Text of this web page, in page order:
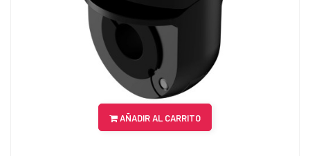
AÑADIR AL CARRITO